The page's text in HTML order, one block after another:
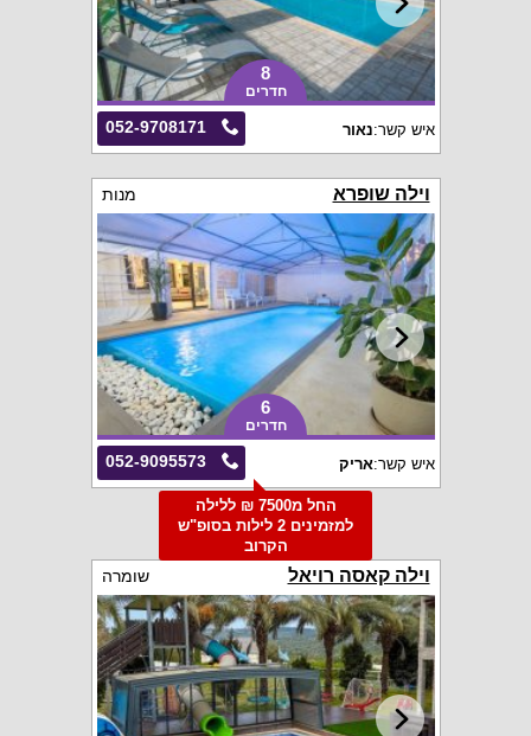
8
חדרים
052-9708171 איש קשר:נאור
וילה שופרא מנות
6
חדרים
052-9095573 איש קשר:אריק
החל מ7500 ₪ ללילה
למזמינים 2 לילות בסופ"ש
הקרוב
וילה קאסה רויאל שומרה